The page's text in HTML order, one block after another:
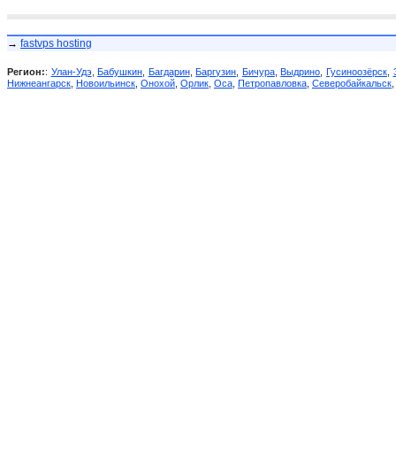
→ fastvps hosting
Регион:: Улан-Удэ ,Бабушкин Багдарин,Баргузин Бичура,Выдрино Гусиноозёрск,
Нижнеангарск Новоильинск Онохой Орлик Оса Петропавловка Северобайкальск